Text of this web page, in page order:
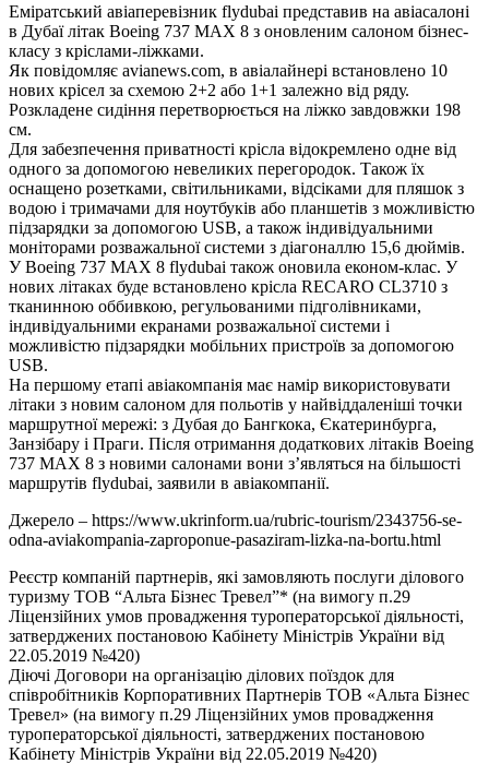
Еміратський авіаперевізник flydubai представив на авіасалоні
в Дубаї літак Boeing 737 MAX 8 з оновленим салоном бізнес-
класу з кріслами-ліжками.
Як повідомляє avianews.com, в авіалайнері встановлено 10
нових крісел за схемою 2+2 або 1+1 залежно від ряду.
Розкладене сидіння перетворюється на ліжко завдовжки 198
см.
Для забезпечення приватності крісла відокремлено одне від
одного за допомогою невеликих перегородок. Також їх
оснащено розетками, світильниками, відсіками для пляшок з
водою і тримачами для ноутбуків або планшетів з можливістю
підзарядки за допомогою USB, а також індивідуальними
моніторами розважальної системи з діагоналлю 15,6 дюймів.
У Boeing 737 MAX 8 flydubai також оновила економ-клас. У
нових літаках буде встановлено крісла RECARO CL3710 з
тканинною оббивкою, регульованими підголівниками,
індивідуальними екранами розважальної системи і
можливістю підзарядки мобільних пристроїв за допомогою
USB.
На першому етапі авіакомпанія має намір використовувати
літаки з новим салоном для польотів у найвіддаленіші точки
маршрутної мережі: з Дубая до Бангкока, Єкатеринбурга,
Занзібару і Праги. Після отримання додаткових літаків Boeing
737 MAX 8 з новими салонами вони з’являться на більшості
маршрутів flydubai, заявили в авіакомпанії.
Джерело – https://www.ukrinform.ua/rubric-tourism/2343756-se-
odna-aviakompania-zaproponue-pasaziram-lizka-na-bortu.html
Реєстр компаній партнерів, які замовляють послуги ділового
туризму ТОВ “Альта Бізнес Тревел”* (на вимогу п.29
Ліцензійних умов провадження туроператорської діяльності,
затверджених постановою Кабінету Міністрів України від
22.05.2019 №420)
Діючі Договори на організацію ділових поїздок для
співробітників Корпоративних Партнерів ТОВ «Альта Бізнес
Тревел» (на вимогу п.29 Ліцензійних умов провадження
туроператорської діяльності, затверджених постановою
Кабінету Міністрів України від 22.05.2019 №420)